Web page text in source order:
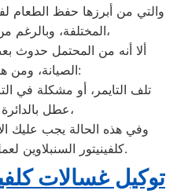
والتي من أبرزها حفظ الطعام
المختلفة، وبالرغم من مميزاته العديدة،
ألا أنه من المحتمل حدوث
الصيانة، ومن هذه الأعطال:
تلف التايمر، أو مشكلة في
عطل بالدائرة الكهربائية،
وفي هذه الحالة يجب عليك
كلفينيتور السنبلاوين لعمل الإصلاحات اللازمة.
توكيل غسالات